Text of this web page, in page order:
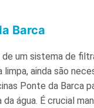
Barca
de um sistema de
limpa, ainda são
Ponte da Barca
água. É crucial